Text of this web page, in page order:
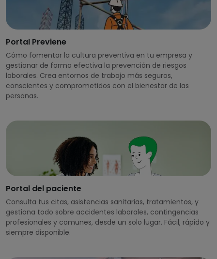
Portal Previene
Cómo fomentar la cultura preventiva en tu empresa y
gestionar de forma efectiva la prevención de riesgos
laborales. Crea entornos de trabajo más seguros,
conscientes y comprometidos con el bienestar de las
personas.
Portal del paciente
Consulta tus citas, asistencias sanitarias, tratamientos, y
gestiona todo sobre accidentes laborales, contingencias
profesionales y comunes, desde un solo lugar. Fácil, rápido y
siempre disponible.